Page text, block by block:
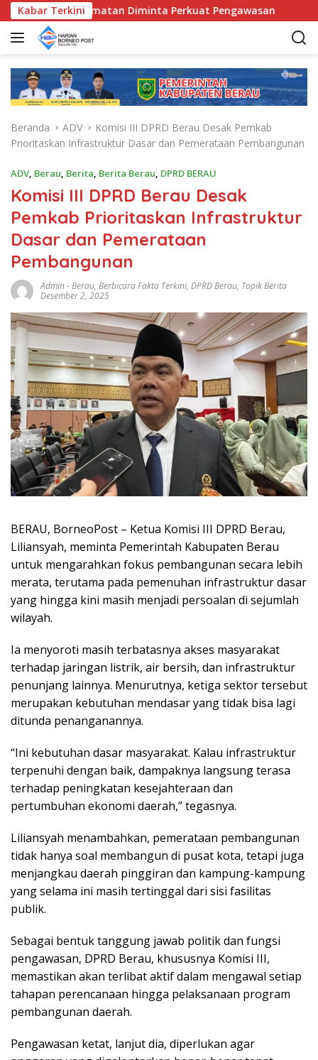
a
Kabar Terkini
Kecamatan Diminta Perkuat Pengawasan
Beranda ADV
Komisi III DPRD Berau Desak Pemkab
Prioritaskan Infrastruktur Dasar dan Pemerataan Pembangunan
ADV, Berau, Berita, Berita Berau, DPRD BERAU
Komisi III DPRD Berau Desak
Pemkab Prioritaskan Infrastruktur
Dasar dan Pemerataan
Pembangunan
Admin-Berau, Berbicara Fakta Terkini, DPRD Berau, Topik Berita
Desember 2, 2025
BERAU, BorneoPost – Ketua Komisi III DPRD Berau,
Liliansyah, meminta Pemerintah Kabupaten Berau
untuk mengarahkan fokus pembangunan secara lebih
merata, terutama pada pemenuhan infrastruktur dasar
yang hingga kini masih menjadi persoalan di sejumlah
wilayah.
Ia menyoroti masih terbatasnya akses masyarakat
terhadap jaringan listrik, air bersih, dan infrastruktur
penunjang lainnya. Menurutnya, ketiga sektor tersebut
merupakan kebutuhan mendasar yang tidak bisa lagi
ditunda penanganannya.
“Ini kebutuhan dasar masyarakat. Kalau infrastruktur
terpenuhi dengan baik, dampaknya langsung terasa
terhadap peningkatan kesejahteraan dan
pertumbuhan ekonomi daerah,” tegasnya.
Liliansyah menambahkan, pemerataan pembangunan
tidak hanya soal membangun di pusat kota, tetapi juga
menjangkau daerah pinggiran dan kampung-kampung
yang selama ini masih tertinggal dari sisi fasilitas
publik.
Sebagai bentuk tanggung jawab politik dan fungsi
pengawasan, DPRD Berau, khususnya Komisi III,
memastikan akan terlibat aktif dalam mengawal setiap
tahapan perencanaan hingga pelaksanaan program
pembangunan daerah.
Pengawasan ketat, lanjut dia, diperlukan agar